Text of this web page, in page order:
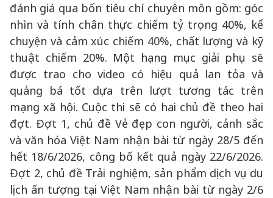
đánh giá qua bốn tiêu chí chuyên môn gồm: góc
nhìn và tính chân thực chiếm tỷ trọng 40%, kể
chuyện và cảm xúc chiếm 40%, chất lượng và kỹ
thuật chiếm 20%. Một hạng mục giải phụ sẽ
được trao cho video có hiệu quả lan tỏa và
quảng bá tốt dựa trên lượt tương tác trên
mạng xã hội. Cuộc thi sẽ có hai chủ đề theo hai
đợt. Đợt 1, chủ đề Vẻ đẹp con người, cảnh sắc
và văn hóa Việt Nam nhận bài từ ngày 28/5 đến
hết 18/6/2026, công bố kết quả ngày 22/6/2026.
Đợt 2, chủ đề Trải nghiệm, sản phẩm dịch vụ du
lịch ấn tượng tại Việt Nam nhận bài từ ngày 2/6